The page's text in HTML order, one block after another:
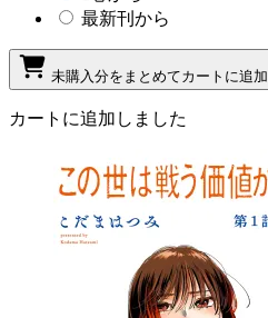
最新刊から
未購入分をまとめてカートに追加
カートに追加しました